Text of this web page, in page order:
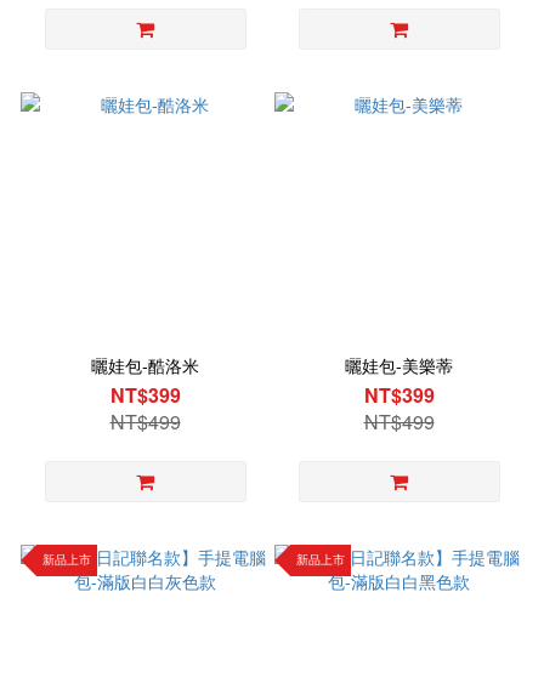
曬娃包-酷洛米
NT$399
NT$499
曬娃包-美樂蒂
NT$399
NT$499
新品上市 新品上市